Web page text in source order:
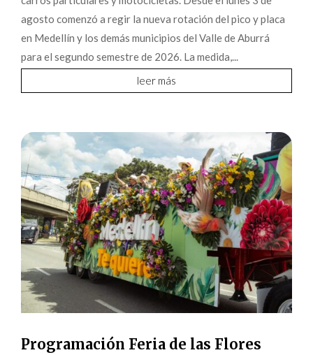
agosto comenzó a regir la nueva rotación del pico y placa
en Medellín y los demás municipios del Valle de Aburrá
para el segundo semestre de 2026. La medida,...
leer más
Programación Feria de las Flores